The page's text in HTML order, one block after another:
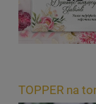
TOPPER na